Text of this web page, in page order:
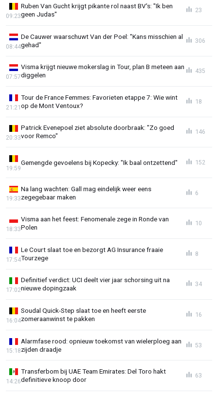
Ruben Van Gucht krijgt pikante rol naast BV's: "Ik ben
geen Judas"
09:23
23
De Cauwer waarschuwt Van der Poel: "Kans misschien al
gehad"
08:44
306
Visma krijgt nieuwe mokerslag in Tour, plan B meteen aan
diggelen
07:57
435
Tour de France Femmes: Favorieten etappe 7: Wie wint
op de Mont Ventoux?
21:21
18
Patrick Evenepoel ziet absolute doorbraak: "Zo goed
voor Remco"
20:33
146
Gemengde gevoelens bij Kopecky: "Ik baal ontzettend"
19:59
152
Na lang wachten: Gall mag eindelijk weer eens
zegegebaar maken
19:33
6
Visma aan het feest: Fenomenale zege in Ronde van
Polen
18:33
10
Le Court slaat toe en bezorgt AG Insurance fraaie
Tourzege
17:54
8
Definitief verdict: UCI deelt vier jaar schorsing uit na
nieuwe dopingzaak
17:02
34
Soudal Quick-Step slaat toe en heeft eerste
zomeraanwinst te pakken
16:04
16
Alarmfase rood: opnieuw toekomst van wielerploeg aan
zijden draadje
15:18
53
Transferbom bij UAE Team Emirates: Del Toro hakt
definitieve knoop door
14:26
63